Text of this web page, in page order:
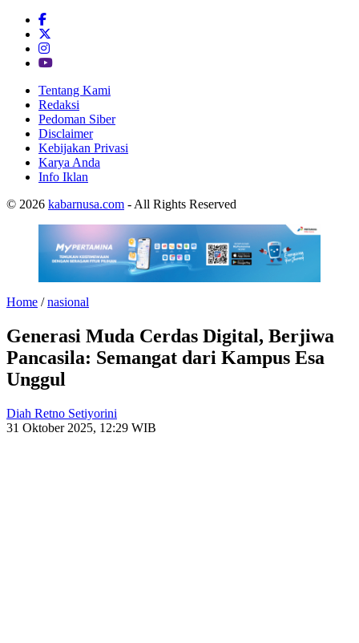
Tentang Kami
Redaksi
Pedoman Siber
Disclaimer
Kebijakan Privasi
Karya Anda
Info Iklan
© 2026 kabarnusa.com - All Rights Reserved
Home /nasional
Generasi Muda Cerdas Digital, Berjiwa
Pancasila: Semangat dari Kampus Esa
Unggul
Diah Retno Setiyorini
31 Oktober 2025, 12:29 WIB